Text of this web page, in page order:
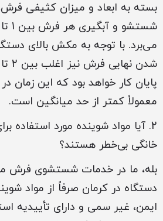
بسته به ابعاد و میزان کثیفی
می‌برد. با توجه به مکش بالای
پایان کار خواهد بود که این زمان
معمولاً کمتر از حد میانگین است.
2. آیا مواد شوینده مورد استفاده
خانگی بی‌خطر هستند؟
بله، ما در خدمات شستشوی فرش
دستگاه در کرمان صرفاً از مواد
ایمن، غیر سمی و دارای تأییدیه